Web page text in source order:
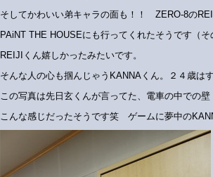
そしてかわいい弟キャラの面も！！ ZERO-8の
PAiNT THE HOUSEにも行ってくれたそうです（そ
REIJIくん嬉しかったみたいです。
そんな人の心も掴んじゃうKANNAくん。２４歳は
この写真は先日玄くんが言ってた、電車の中での壁
こんな感じだったそうです笑 ゲームに夢中の